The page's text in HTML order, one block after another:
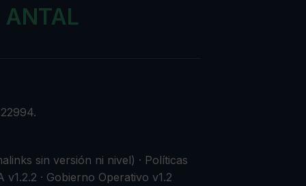
ANTAL
sin versión ni nivel) · Políticas
· Gobierno Operativo v1.2